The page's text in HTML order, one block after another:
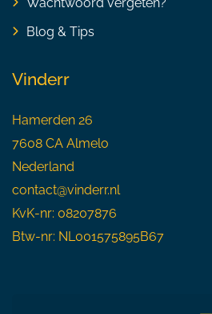
Blog & Tips
Vinderr
Hamerden 26
7608 CA Almelo
Nederland
contact@vinderr.nl
KvK-nr: 08207876
Btw-nr: NL001575895B67